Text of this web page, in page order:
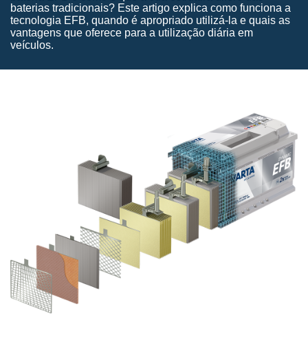
baterias tradicionais? Este artigo explica como funciona a
tecnologia EFB, quando é apropriado utilizá-la e quais as
vantagens que oferece para a utilização diária em
veículos.